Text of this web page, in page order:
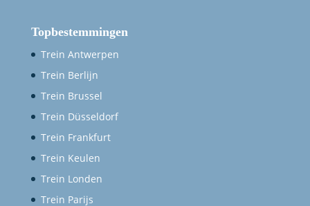
Topbestemmingen
Trein Antwerpen
Trein Berlijn
Trein Brussel
Trein Düsseldorf
Trein Frankfurt
Trein Keulen
Trein Londen
Trein Parijs